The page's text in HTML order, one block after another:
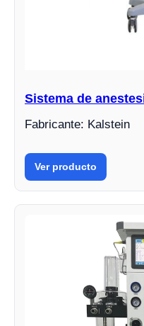
Sistema de
Fabricante: Kalstein
Ver producto